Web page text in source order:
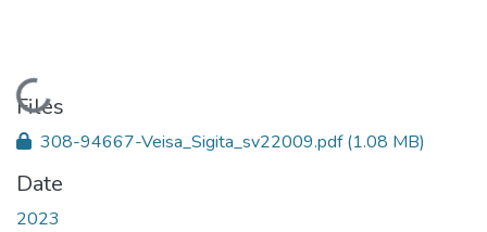
Loading...
Files
308-94667-Veisa_Sigita_sv22009.pdf(1.08 MB)
Date
2023